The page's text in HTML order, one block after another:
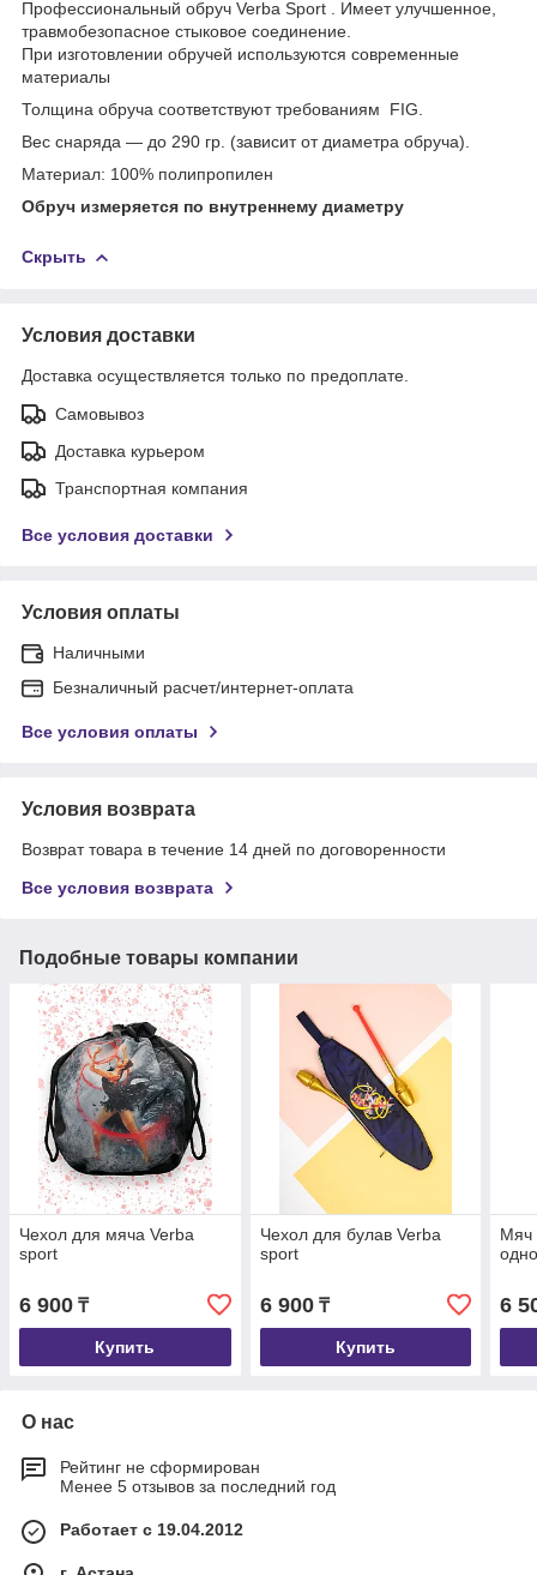
Профессиональный обруч Verba Sport . Имеет улучшенное,
травмобезопасное стыковое соединение.
При изготовлении обручей используются современные
материалы
Толщина обруча соответствуют требованиям FIG.
Вес снаряда — до 290 гр. (зависит от диаметра обруча).
Материал: 100% полипропилен
Обруч измеряется по внутреннему диаметру
Скрыть
Условия доставки
Доставка осуществляется только по предоплате.
Самовывоз
Доставка курьером
Транспортная компания
Все условия доставки
Условия оплаты
Наличными
Безналичный расчет/интернет-оплата
Все условия оплаты
Условия возврата
Возврат товара в течение 14 дней по договоренности
Все условия возврата
Подобные товары компании
Чехол для мяча Verba
sport
6 900 ₸
Купить
Чехол для булав Verba
sport
6 900₸
Купить
Мяч
6
О нас
Рейтинг не сформирован
Менее 5 отзывов за последний год
Работает с 19.04.2012